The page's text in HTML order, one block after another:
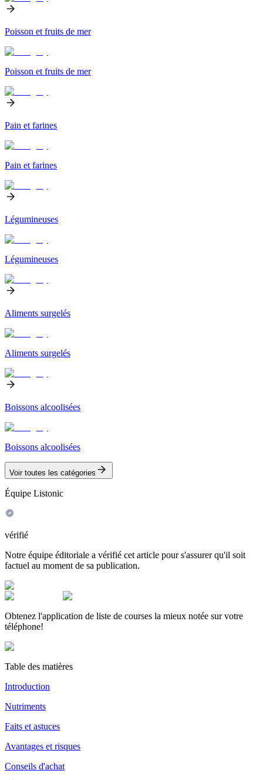
Poisson et fruits de mer
Poisson et fruits de mer
Pain et farines
Pain et farines
Légumineuses
Légumineuses
Aliments surgelés
Aliments surgelés
Boissons alcoolisées
Boissons alcoolisées
Voir toutes les catégories
Équipe Listonic
vérifié
Notre équipe éditoriale a vérifié cet article pour s'assurer qu'il soit
factuel au moment de sa publication.
Obtenez l'application de liste de courses la mieux notée sur votre
téléphone!
Table des matières
Introduction
Nutriments
Faits et astuces
Avantages et risques
Conseils d'achat